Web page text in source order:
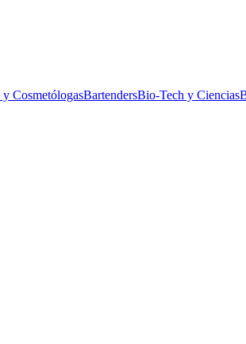
y CosmetólogasBartendersBio-Tech y Ciencias